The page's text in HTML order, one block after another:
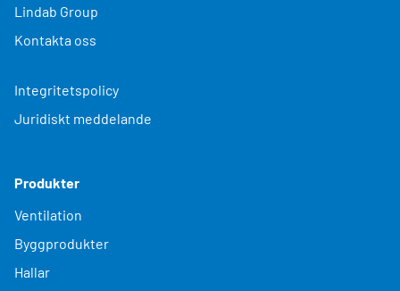
Lindab Group
Kontakta oss
Integritetspolicy
Juridiskt meddelande
Produkter
Ventilation
Byggprodukter
Hallar